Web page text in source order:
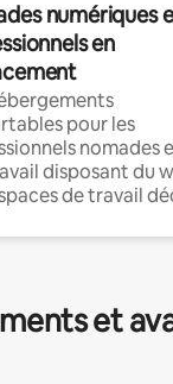
numériques
en
pour les
nomades
disposant du
de travail
et